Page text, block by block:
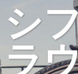
シ
ラ